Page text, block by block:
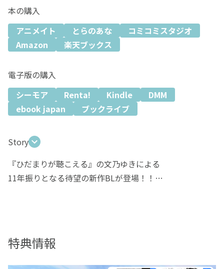
本の購入
アニメイト
とらのあな
コミコミスタジオ
Amazon
楽天ブックス
電子版の購入
シーモア
Renta! Kindle
DMM
ebook japan
ブックライブ
Story
『ひだまりが聴こえる』の文乃ゆきによる
11年振りとなる待望の新作BLが登場！！
特典情報